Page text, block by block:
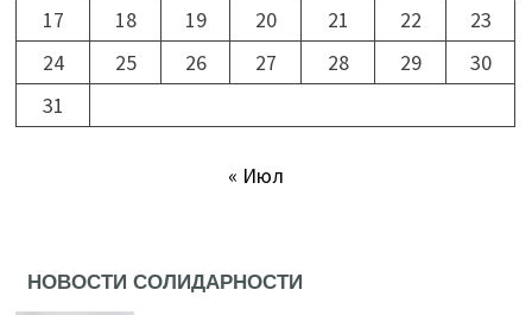
17
18 19 20 21 22
23
24
25 26 27 28 29
30
31
« Июл
НОВОСТИ СОЛИДАРНОСТИ